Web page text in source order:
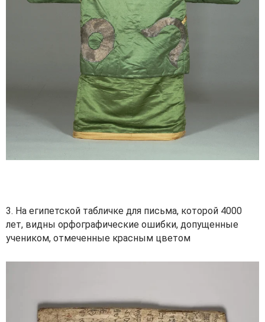
3. На египетской табличке для письма, которой 4000
лет, видны орфографические ошибки, допущенные
учеником, отмеченные красным цветом